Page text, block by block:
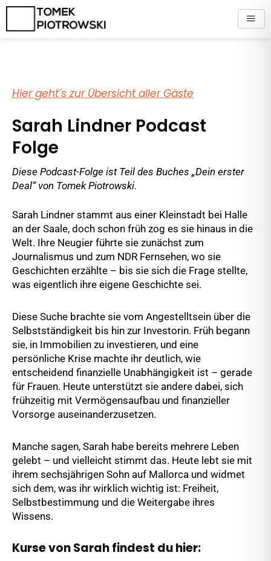
Zum
springen
Hier geht´s zur Übersicht aller Gäste
Sarah Lindner Podcast
Folge
Diese Podcast-Folge ist Teil des Buches „Dein erster
Deal“ von Tomek Piotrowski.
Sarah Lindner stammt aus einer Kleinstadt bei Halle
an der Saale, doch schon früh zog es sie hinaus in die
Welt. Ihre Neugier führte sie zunächst zum
Journalismus und zum NDR Fernsehen, wo sie
Geschichten erzählte – bis sie sich die Frage stellte,
was eigentlich ihre eigene Geschichte sei.
Diese Suche brachte sie vom Angestelltsein über die
Selbstständigkeit bis hin zur Investorin. Früh begann
sie, in Immobilien zu investieren, und eine
persönliche Krise machte ihr deutlich, wie
entscheidend finanzielle Unabhängigkeit ist – gerade
für Frauen. Heute unterstützt sie andere dabei, sich
frühzeitig mit Vermögensaufbau und finanzieller
Vorsorge auseinanderzusetzen.
Manche sagen, Sarah habe bereits mehrere Leben
gelebt – und vielleicht stimmt das. Heute lebt sie mit
ihrem sechsjährigen Sohn auf Mallorca und widmet
sich dem, was ihr wirklich wichtig ist: Freiheit,
Selbstbestimmung und die Weitergabe ihres
Wissens.
Kurse von Sarah findest du hier: